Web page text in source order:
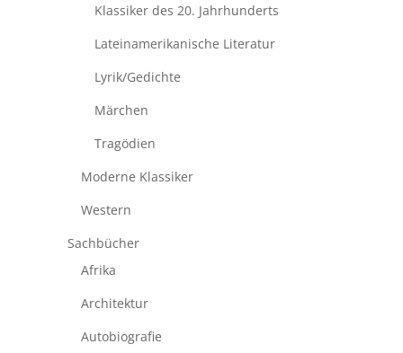
Klassiker des 20. Jahrhunderts
Lateinamerikanische Literatur
Lyrik/Gedichte
Märchen
Tragödien
Moderne Klassiker
Western
Sachbücher
Afrika
Architektur
Autobiografie